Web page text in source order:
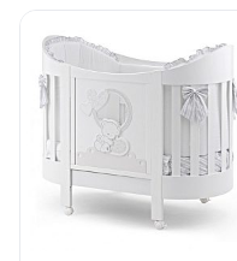
● в наличии